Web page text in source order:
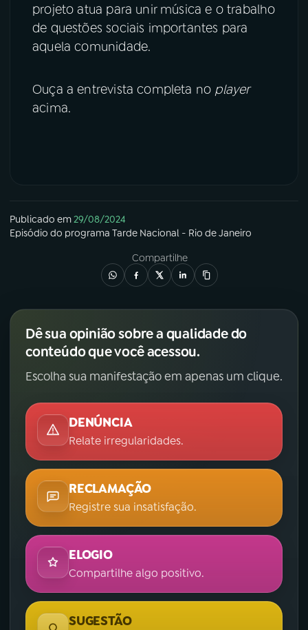
projeto atua para unir música e o trabalho
de questões sociais importantes para
aquela comunidade.
Ouça a entrevista completa no player
acima.
Publicado em29/08/2024
Episódio do programa Tarde Nacional - Rio de Janeiro
Compartilhe
Dê sua opinião sobre a qualidade do
conteúdo que você acessou.
Escolha sua manifestação em apenas um clique.
DENÚNCIA
Relate irregularidades.
RECLAMAÇÃO
Registre sua insatisfação.
ELOGIO
Compartilhe algo positivo.
SUGESTÃO